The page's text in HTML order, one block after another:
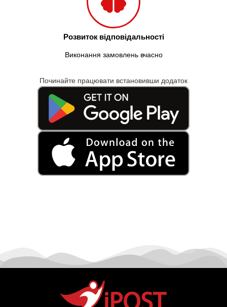
Розвиток відповідальності
Виконання замовлень вчасно
Починайте працювати встановивши додаток